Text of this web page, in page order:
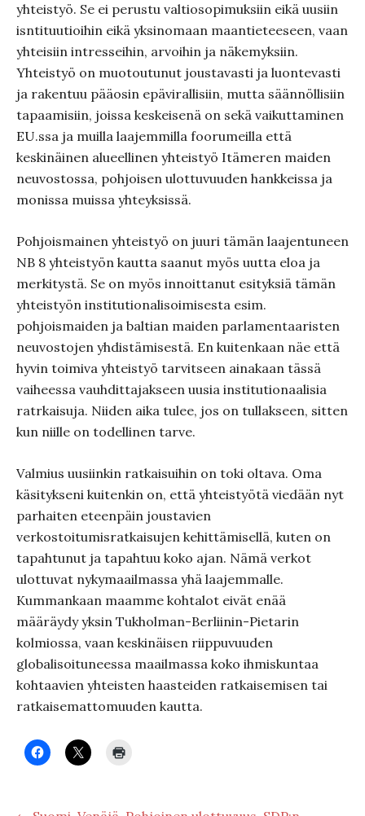
yhteistyö. Se ei perustu valtiosopimuksiin eikä uusiin
isntituutioihin eikä yksinomaan maantieteeseen, vaan
yhteisiin intresseihin, arvoihin ja näkemyksiin.
Yhteistyö on muotoutunut joustavasti ja luontevasti
ja rakentuu pääosin epävirallisiin, mutta säännöllisiin
tapaamisiin, joissa keskeisenä on sekä vaikuttaminen
EU.ssa ja muilla laajemmilla foorumeilla että
keskinäinen alueellinen yhteistyö Itämeren maiden
neuvostossa, pohjoisen ulottuvuuden hankkeissa ja
monissa muissa yhteyksissä.
Pohjoismainen yhteistyö on juuri tämän laajentuneen
NB 8 yhteistyön kautta saanut myös uutta eloa ja
merkitystä. Se on myös innoittanut esityksiä tämän
yhteistyön institutionalisoimisesta esim.
pohjoismaiden ja baltian maiden parlamentaaristen
neuvostojen yhdistämisestä. En kuitenkaan näe että
hyvin toimiva yhteistyö tarvitseen ainakaan tässä
vaiheessa vauhdittajakseen uusia institutionaalisia
ratrkaisuja. Niiden aika tulee, jos on tullakseen, sitten
kun niille on todellinen tarve.
Valmius uusiinkin ratkaisuihin on toki oltava. Oma
käsitykseni kuitenkin on, että yhteistyötä viedään nyt
parhaiten eteenpäin joustavien
verkostoitumisratkaisujen kehittämisellä, kuten on
tapahtunut ja tapahtuu koko ajan. Nämä verkot
ulottuvat nykymaailmassa yhä laajemmalle.
Kummankaan maamme kohtalot eivät enää
määräydy yksin Tukholman-Berliinin-Pietarin
kolmiossa, vaan keskinäisen riippuvuuden
globalisoituneessa maailmassa koko ihmiskuntaa
kohtaavien yhteisten haasteiden ratkaisemisen tai
ratkaisemattomuuden kautta.